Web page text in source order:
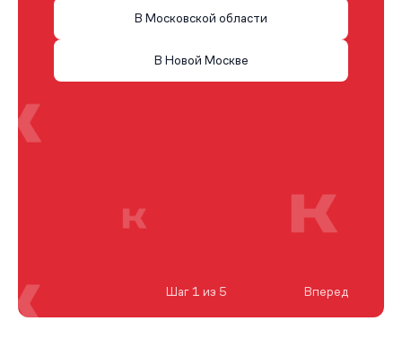
В Московской области
В Новой Москве
Шаг 1 из 5 Вперед